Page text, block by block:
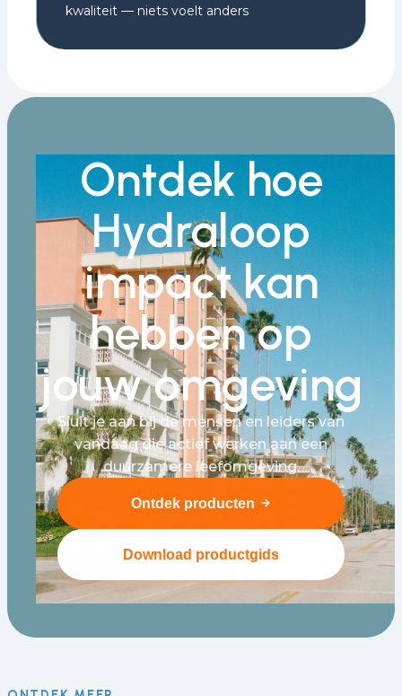
kwaliteit — niets voelt anders
Ontdek hoe
Hydraloop
impact kan
hebben op
jouw omgeving
Sluit je aan bij de mensen en leiders van
vandaag die actief werken aan een
duurzamere leefomgeving.
Ontdek producten
Download productgids